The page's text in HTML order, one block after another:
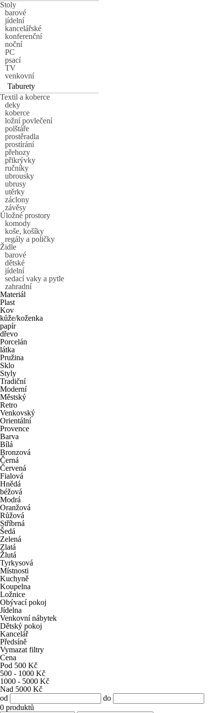
Stoly
barové
jídelní
kancelářské
konferenční
noční
PC
psací
TV
venkovní
Taburety
Textil a koberce
deky
koberce
ložní povlečení
polštáře
prostěradla
prostírání
přehozy
přikrývky
ručníky
ubrousky
ubrusy
utěrky
záclony
závěsy
Úložné prostory
komody
koše, košíky
regály a poličky
Židle
barové
dětské
jídelní
sedací vaky a pytle
zahradní
Materiál
Plast
Kov
kůže/koženka
papír
dřevo
Porcelán
látka
Pružina
Sklo
Styly
Tradiční
Moderní
Městský
Retro
Venkovský
Orientální
Provence
Barva
Bílá
Bronzová
Černá
Červená
Fialová
Hnědá
béžová
Modrá
Oranžová
Růžová
Stříbrná
Šedá
Zelená
Zlatá
Žlutá
Tyrkysová
Místnosti
Kuchyně
Koupelna
Ložnice
Obývací pokoj
Jídelna
Venkovní nábytek
Dětský pokoj
Kancelář
Předsíně
Vymazat filtry
Cena
Pod 500 Kč
500 - 1000 Kč
1000 - 5000 Kč
Nad 5000 Kč
od
do
0 produktů